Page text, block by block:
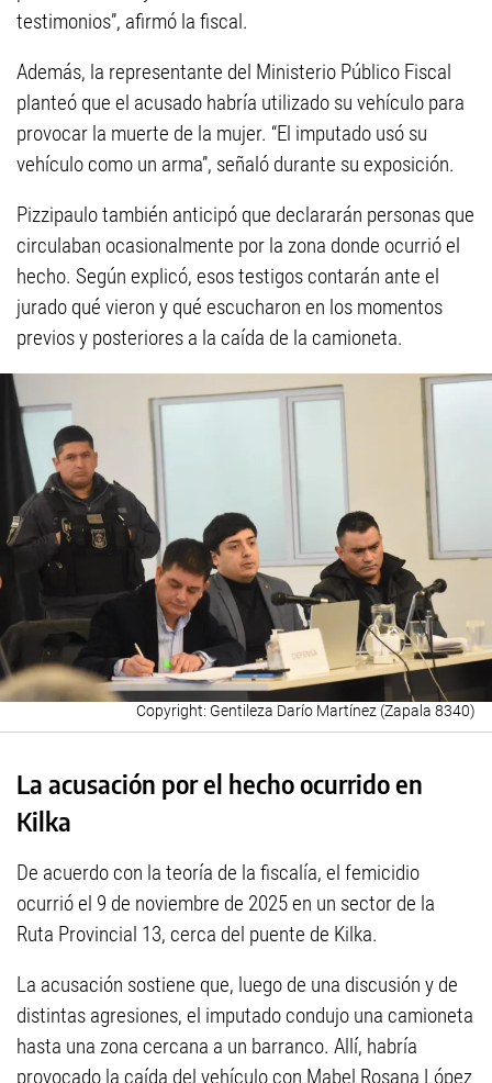
testimonios”, afirmó la fiscal.
Además, la representante del Ministerio Público Fiscal
planteó que el acusado habría utilizado su vehículo para
provocar la muerte de la mujer. “El imputado usó su
vehículo como un arma”, señaló durante su exposición.
Pizzipaulo también anticipó que declararán personas que
circulaban ocasionalmente por la zona donde ocurrió el
hecho. Según explicó, esos testigos contarán ante el
jurado qué vieron y qué escucharon en los momentos
previos y posteriores a la caída de la camioneta.
Gentileza Darío Martínez (Zapala 8340)
La acusación por el hecho ocurrido en
Kilka
De acuerdo con la teoría de la fiscalía, el femicidio
ocurrió el 9 de noviembre de 2025 en un sector de la
Ruta Provincial 13, cerca del puente de Kilka.
La acusación sostiene que, luego de una discusión y de
distintas agresiones, el imputado condujo una camioneta
hasta una zona cercana a un barranco. Allí, habría
provocado la caída del vehículo con Mabel Rosana López